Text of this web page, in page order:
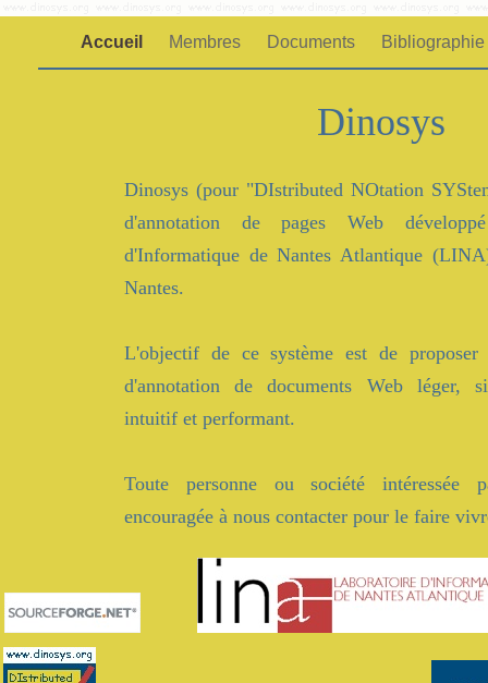
Accueil Membres Documents Bibliographie
Dinosys
Dinosys (pour "DIstributed NOtation
d'annotation de pages Web
d'Informatique de Nantes Atlantique
Nantes.
L'objectif de ce système est de proposer
d'annotation de documents Web léger,
intuitif et performant.
Toute personne ou société intéressée
encouragée à nous contacter pour le faire